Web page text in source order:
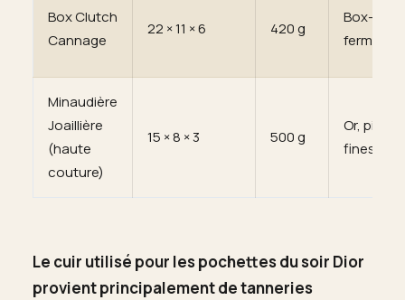
Box Clutch
Cannage
22 × 11 × 6 420 g
Box-calf,
fermoir
Minaudière
Joaillière
(haute
couture)
15 × 8 × 3 500 g
Or,
fines,
Le cuir utilisé pour les pochettes du soir Dior
provient principalement de tanneries